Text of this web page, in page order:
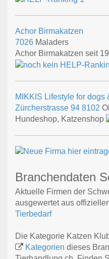
Achor Birmakatzen
7026 Maladers
Achor Birmakatzen seit
MIKKIS Lifestyle for dogs
Zürcherstrasse 94 8102
Hundeshop, Katzenshop
Branchendaten
Aktuelle Firmen der
ausgewertet aus
Tierbedarf
Die Kategorie Katzen
Kategorien dieses